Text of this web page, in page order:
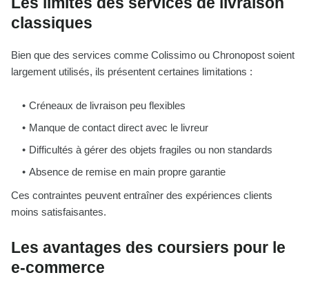
classiques
Bien que des services comme Colissimo ou Chronopost soient
largement utilisés, ils présentent certaines limitations :
Créneaux de livraison peu flexibles
Manque de contact direct avec le livreur
Difficultés à gérer des objets fragiles ou non standards
Absence de remise en main propre garantie
Ces contraintes peuvent entraîner des expériences clients
moins satisfaisantes.
Les avantages des coursiers pour le
e-commerce